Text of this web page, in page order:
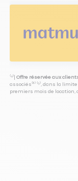
⁽⁴⁾| Offre réservée aux
associés⁽³⁾ ⁽⁵⁾, dans la limite
premiers mois de location,